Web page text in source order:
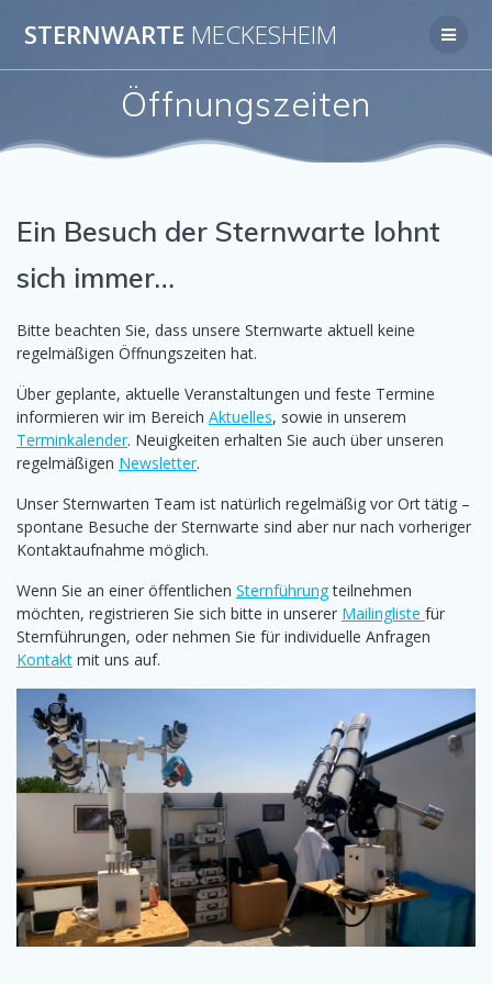
InhaltSTERNWARTE MECKESHEIM
Öffnungszeiten
Ein Besuch der Sternwarte lohnt
sich immer…
Bitte beachten Sie, dass unsere Sternwarte aktuell keine
regelmäßigen Öffnungszeiten hat.
Über geplante, aktuelle Veranstaltungen und feste Termine
informieren wir im Bereich Aktuelles, sowie in unserem
Terminkalender. Neuigkeiten erhalten Sie auch über unseren
regelmäßigen Newsletter.
Unser Sternwarten Team ist natürlich regelmäßig vor Ort tätig –
spontane Besuche der Sternwarte sind aber nur nach vorheriger
Kontaktaufnahme möglich.
Wenn Sie an einer öffentlichen Sternführungteilnehmen
möchten, registrieren Sie sich bitte in unserer Mailingliste für
Sternführungen, oder nehmen Sie für individuelle Anfragen
Kontakt mit uns auf.